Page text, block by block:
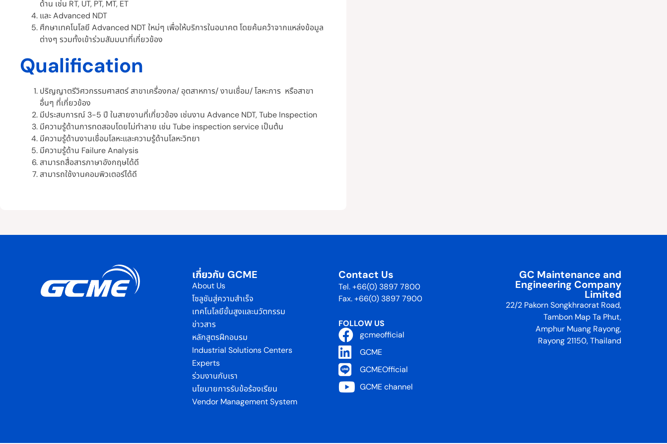
ด้าน เช่น RT, UT, PT, MT, ET
และ Advanced NDT
ศึกษาเทคโนโลยี Advanced NDT ใหม่ๆ เพื่อให้บริการในอนาคต โดยค้นคว้าจากแหล่งข้อมูล
ต่างๆ รวมทั้งเข้าร่วมสัมมนาที่เกี่ยวข้อง
Qualification
ปริญญาตรีวิศวกรรมศาสตร์ สาขาเครื่องกล/ อุตสาหการ/ งานเชื่อม/ โลหะการ หรือสาขา
อื่นๆ ที่เกี่ยวข้อง
มีประสบการณ์ 3-5 ปี ในสายงานที่เกี่ยวข้อง เช่นงาน Advance NDT, Tube Inspection
มีความรู้ด้านการทดสอบโดยไม่ทำลาย เช่น Tube inspection service เป็นต้น
มีความรู้ด้านงานเชื่อมโลหะและความรู้ด้านโลหะวิทยา
มีความรู้ด้าน Failure Analysis
สามารถสื่อสารภาษาอังกฤษได้ดี
สามารถใช้งานคอมพิวเตอร์ได้ดี
เกี่ยวกับ GCME
About Us
โซลูชันสู่ความสำเร็จ
เทคโนโลยีขั้นสูงและนวัตกรรม
ข่าวสาร
หลักสูตรฝึกอบรม
Industrial Solutions Centers
Experts
ร่วมงานกับเรา
นโยบายการรับข้อร้องเรียน
Vendor Management System
Contact Us
Tel. +66(0) 3897 7800
Fax. +66(0) 3897 7900
FOLLOW US
gcmeofficial
GCME
GCMEOfficial
GCME channel
GC Maintenance and
Engineering Company
Limited
22/2 Pakorn Songkhraorat Road,
Tambon Map Ta Phut,
Amphur Muang Rayong,
Rayong 21150, Thailand